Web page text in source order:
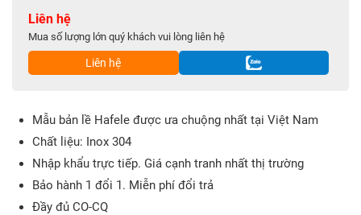
Liên hệ
Mua số lượng lớn quý khách vui lòng liên hệ
Liên hệ
Mẫu bản lề Hafele được ưa chuộng nhất tại Việt Nam
Chất liệu: Inox 304
Nhập khẩu trực tiếp. Giá cạnh tranh nhất thị trường
Bảo hành 1 đổi 1. Miễn phí đổi trả
Đầy đủ CO-CQ